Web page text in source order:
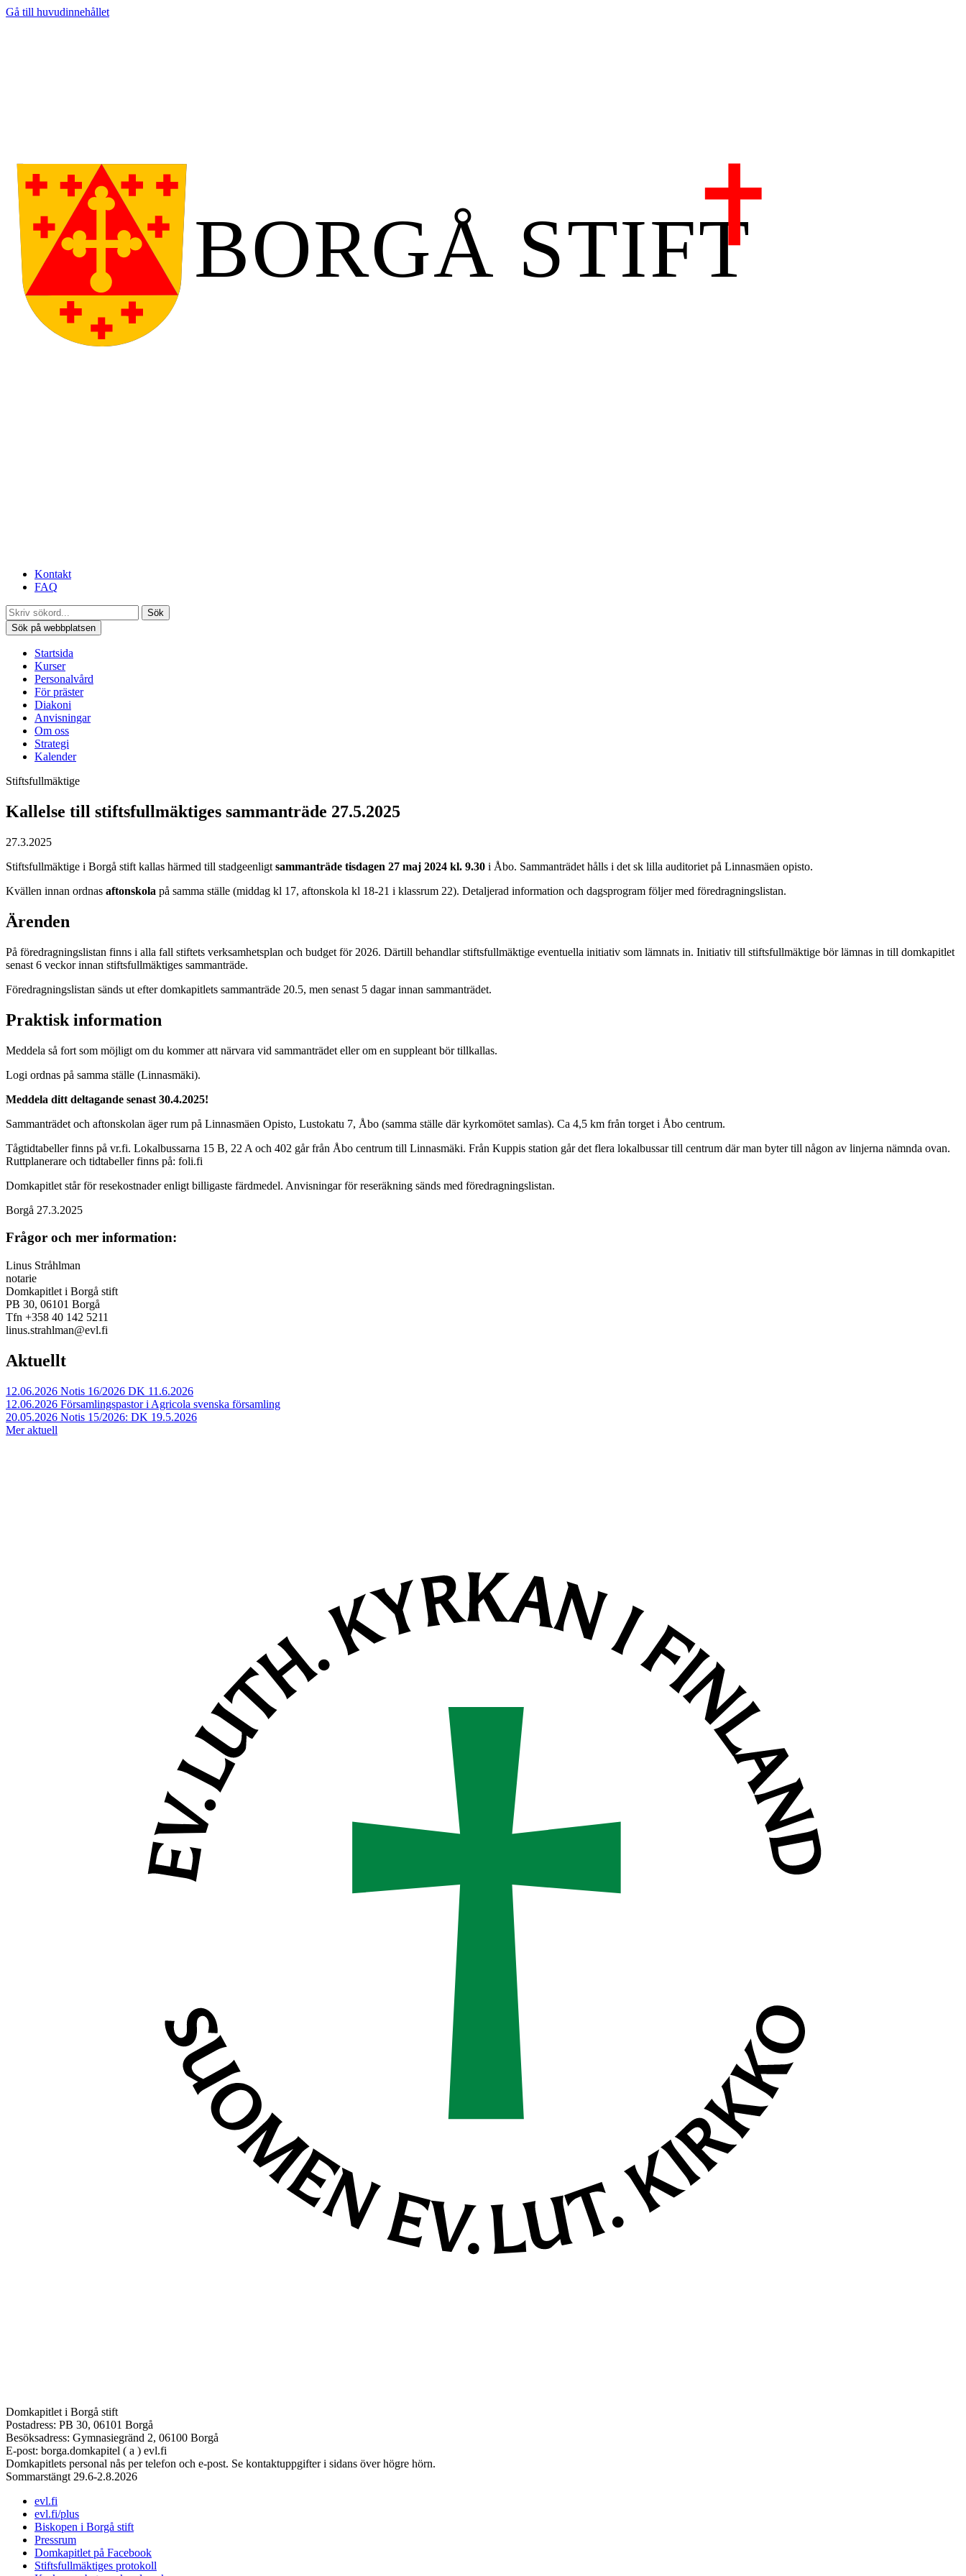
Gå till huvudinnehållet
Kontakt
FAQ
Sök
Sök på webbplatsen
Startsida
Kurser
Personalvård
För präster
Diakoni
Anvisningar
Om oss
Strategi
Kalender
Stiftsfullmäktige
Kallelse till stiftsfullmäktiges sammanträde 27.5.2025
27.3.2025
Stiftsfullmäktige i Borgå stift kallas härmed till stadgeenligt sammanträde tisdagen 27 maj 2024 kl. 9.30 i Åbo. Sammanträdet hålls i det sk lilla auditoriet på Linnasmäen opisto.
Kvällen innan ordnas aftonskola på samma ställe (middag kl 17, aftonskola kl 18-21 i klassrum 22). Detaljerad information och dagsprogram följer med föredragningslistan.
Ärenden
På föredragningslistan finns i alla fall stiftets verksamhetsplan och budget för 2026. Därtill behandlar stiftsfullmäktige eventuella initiativ som lämnats in. Initiativ till stiftsfullmäktige bör lämnas in till domkapitlet
senast 6 veckor innan stiftsfullmäktiges sammanträde.
Föredragningslistan sänds ut efter domkapitlets sammanträde 20.5, men senast 5 dagar innan sammanträdet.
Praktisk information
Meddela så fort som möjligt om du kommer att närvara vid sammanträdet eller om en suppleant bör tillkallas.
Logi ordnas på samma ställe (Linnasmäki).
Meddela ditt deltagande senast 30.4.2025!
Sammanträdet och aftonskolan äger rum på Linnasmäen Opisto, Lustokatu 7, Åbo (samma ställe där kyrkomötet samlas). Ca 4,5 km från torget i Åbo centrum.
Tågtidtabeller finns på vr.fi. Lokalbussarna 15 B, 22 A och 402 går från Åbo centrum till Linnasmäki. Från Kuppis station går det flera lokalbussar till centrum där man byter till någon av linjerna nämnda ovan.
Ruttplanerare och tidtabeller finns på: foli.fi
Domkapitlet står för resekostnader enligt billigaste färdmedel. Anvisningar för reseräkning sänds med föredragningslistan.
Borgå 27.3.2025
Frågor och mer information:
Linus Stråhlman
notarie
Domkapitlet i Borgå stift
PB 30, 06101 Borgå
Tfn +358 40 142 5211
linus.strahlman@evl.fi
Aktuellt
12.06.2026 Notis 16/2026 DK 11.6.2026
12.06.2026 Församlingspastor i Agricola svenska församling
20.05.2026 Notis 15/2026: DK 19.5.2026
Mer aktuell
Domkapitlet i Borgå stift
Postadress: PB 30, 06101 Borgå
Besöksadress: Gymnasiegränd 2, 06100 Borgå
E-post: borga.domkapitel ( a ) evl.fi
Domkapitlets personal nås per telefon och e-post. Se kontaktuppgifter i sidans över högre hörn.
Sommarstängt 29.6-2.8.2026
evl.fi
evl.fi/plus
Biskopen i Borgå stift
Pressrum
Domkapitlet på Facebook
Stiftsfullmäktiges protokoll